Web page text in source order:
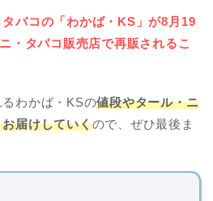
バコの「わかば・KS」が8月19
・タバコ販売店で再販されるこ
わかば・KSの値段やタール・ニ
届けしていくので、ぜひ最後ま